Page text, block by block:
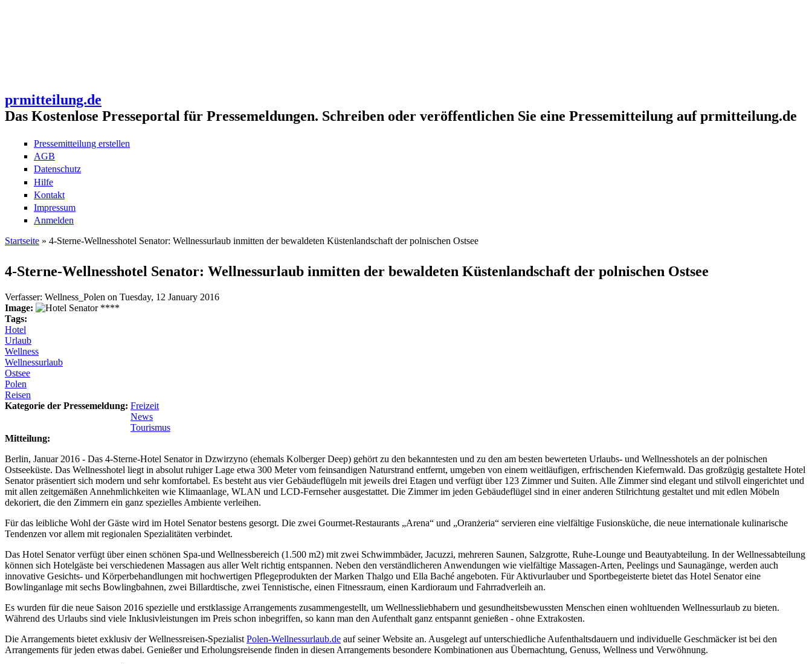
prmitteilung.de
Das Kostenlose Presseportal für Pressemeldungen. Schreiben oder veröffentlichen Sie eine Pressemitteilung auf prmitteilung.de
Pressemitteilung erstellen
AGB
Datenschutz
Hilfe
Kontakt
Impressum
Anmelden
Startseite » 4-Sterne-Wellnesshotel Senator: Wellnessurlaub inmitten der bewaldeten Küstenlandschaft der polnischen Ostsee
4-Sterne-Wellnesshotel Senator: Wellnessurlaub inmitten der bewaldeten Küstenlandschaft der polnischen Ostsee
Verfasser: Wellness_Polen on Tuesday, 12 January 2016
Image:
Tags:
Hotel
Urlaub
Wellness
Wellnessurlaub
Ostsee
Polen
Reisen
Kategorie der Pressemeldung: Freizeit
News
Tourismus
Mitteilung:
Berlin, Januar 2016 - Das 4-Sterne-Hotel Senator in Dzwirzyno (ehemals Kolberger Deep) gehört zu den bekanntesten und zu den am besten bewerteten Urlaubs- und Wellnesshotels an der polnischen
Ostseeküste. Das Wellnesshotel liegt in absolut ruhiger Lage etwa 300 Meter vom feinsandigen Naturstrand entfernt, umgeben von einem weitläufigen, erfrischenden Kiefernwald. Das großzügig gestaltete Hotel
Senator präsentiert sich modern und sehr komfortabel. Es besteht aus vier Gebäudeflügeln mit jeweils drei Etagen und verfügt über 123 Zimmer und Suiten. Alle Zimmer sind elegant und stilvoll eingerichtet und
mit allen zeitgemäßen Annehmlichkeiten wie Klimaanlage, WLAN und LCD-Fernseher ausgestattet. Die Zimmer im jeden Gebäudeflügel sind in einer anderen Stilrichtung gestaltet und mit edlen Möbeln
dekoriert, die den Zimmern ein ganz spezielles Ambiente verleihen.
Für das leibliche Wohl der Gäste wird im Hotel Senator bestens gesorgt. Die zwei Gourmet-Restaurants „Arena“ und „Oranżeria“ servieren eine vielfältige Fusionsküche, die neue internationale kulinarische
Tendenzen vor allem mit regionalen Spezialitäten verbindet.
Das Hotel Senator verfügt über einen schönen Spa-und Wellnessbereich (1.500 m2) mit zwei Schwimmbäder, Jacuzzi, mehreren Saunen, Salzgrotte, Ruhe-Lounge und Beautyabteilung. In der Wellnessabteilung
können sich Hotelgäste bei verschiedenen Massagen aus aller Welt richtig entspannen. Neben den verständlicheren Anwendungen wie vielfältige Massagen-Arten, Peelings und Saunagänge, werden auch
innovative Gesichts- und Körperbehandlungen mit hochwertigen Pflegeprodukten der Marken Thalgo und Ella Baché angeboten. Für Aktivurlauber und Sportbegeisterte bietet das Hotel Senator eine
Bowlinganlage mit sechs Bowlingbahnen, zwei Billardtische, zwei Tennistische, einen Fitnessraum, einen Kardioraum und Fahrradverleih an.
Es wurden für die neue Saison 2016 spezielle und erstklassige Arrangements zusammengestellt, um Wellnessliebhabern und gesundheitsbewussten Menschen einen wohltuenden Wellnessurlaub zu bieten.
Während des Urlaubs sind viele Inklusivleistungen im Preis schon inbegriffen, so kann man den Aufenthalt ganz entspannt genießen - ohne Extrakosten.
Die Arrangements bietet exklusiv der Wellnessreisen-Spezialist Polen-Wellnessurlaub.de auf seiner Website an. Ausgelegt auf unterschiedliche Aufenthaltsdauern und individuelle Geschmäcker ist bei den
Arrangements für jeden etwas dabei. Genießer und Erholungsreisende finden in diesen Arrangements besondere Kombinationen aus Übernachtung, Genuss, Wellness und Verwöhnung.